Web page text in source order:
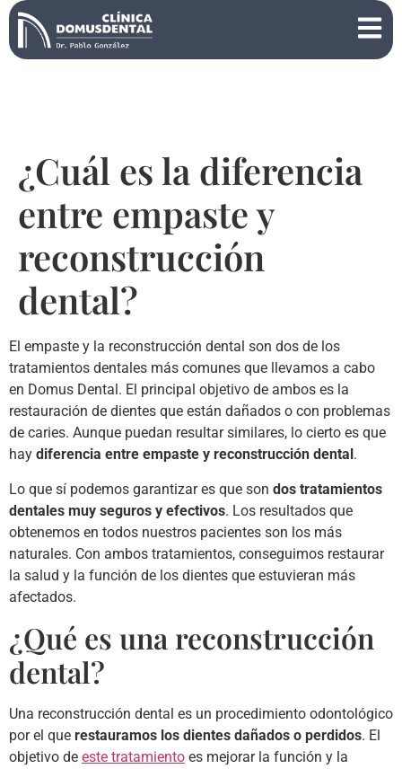
¿Cuál es la diferencia
entre empaste y
reconstrucción
dental?
El empaste y la reconstrucción dental son dos de los
tratamientos dentales más comunes que llevamos a cabo
en Domus Dental. El principal objetivo de ambos es la
restauración de dientes que están dañados o con problemas
de caries. Aunque puedan resultar similares, lo cierto es que
hay diferencia entre empaste y reconstrucción dental .
Lo que sí podemos garantizar es que son dos tratamientos
dentales muy seguros y efectivos. Los resultados que
obtenemos en todos nuestros pacientes son los más
naturales. Con ambos tratamientos, conseguimos restaurar
la salud y la función de los dientes que estuvieran más
afectados.
¿Qué es una reconstrucción
dental?
Una reconstrucción dental es un procedimiento odontológico
por el que restauramos los dientes dañados o perdidos. El
objetivo de este tratamiento es mejorar la función y la